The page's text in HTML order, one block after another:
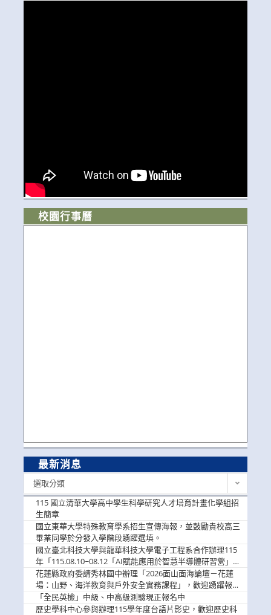
校園行事曆
最新消息
選取分類
115 國立清華大學高中學生科學研究人才培育計畫化學組招
生簡章
國立東華大學特殊教育學系招生宣傳海報，並鼓勵貴校高三
畢業同學於分發入學階段踴躍選填。
國立臺北科技大學與龍華科技大學電子工程系合作辦理115
年「115.08.10~08.12「AI賦能應用於智慧半導體研習營」，
歡迎學生踴躍報名參加
花蓮縣政府委請秀林國中辦理「2026面山面海論壇－花蓮
場：山野、海洋教育與戶外安全實務課程」，歡迎踴躍報名
參加
「全民英檢」中級、中高級測驗現正報名中
歷史學科中心參與辦理115學年度台語片影史，歡迎歷史科